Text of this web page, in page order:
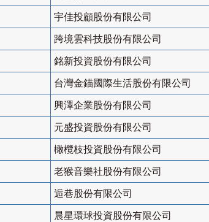
宇佳投顧股份有限公司
跨境雲科技股份有限公司
銘新投資股份有限公司
台灣金錨國際生活股份有限公司
興澤企業股份有限公司
元盛投資股份有限公司
橄欖枝投資股份有限公司
老猴音樂社股份有限公司
逅巷股份有限公司
晨星環球投資股份有限公司